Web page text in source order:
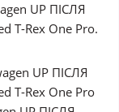
UP ПІСЛЯ
T-Rex One Pro.